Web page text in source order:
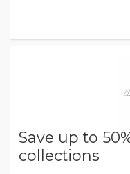
Save up to
collections